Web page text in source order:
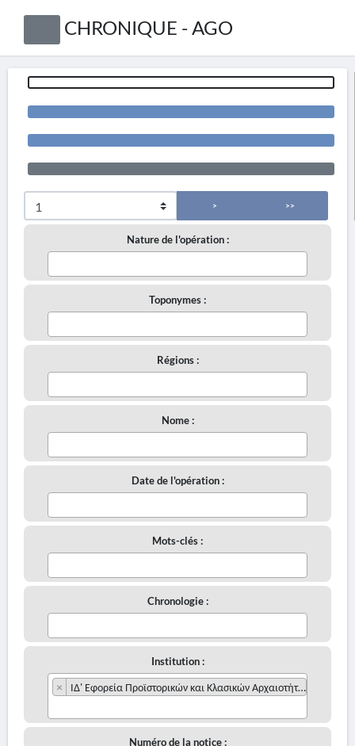
CHRONIQUE - AGO
> >>
Nature de l'opération :
Toponymes :
Régions :
Nome :
Date de l'opération :
Mots-clés :
Chronologie :
Institution :
× ΙΔ' Εφορεία Προϊστορικών και Κλασικών Αρχαιοτήτων
Numéro de la notice :